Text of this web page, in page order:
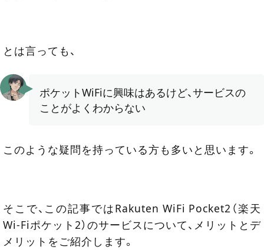
とは言っても、
ポケットWiFiに興味はあるけど、サービスの
ことがよくわからない
このような疑問を持っている方も多いと思います。
そこで、この記事ではRakuten WiFi Pocket2（楽天
Wi-Fiポケット2）のサービスについて、メリットとデ
メリットをご紹介します。